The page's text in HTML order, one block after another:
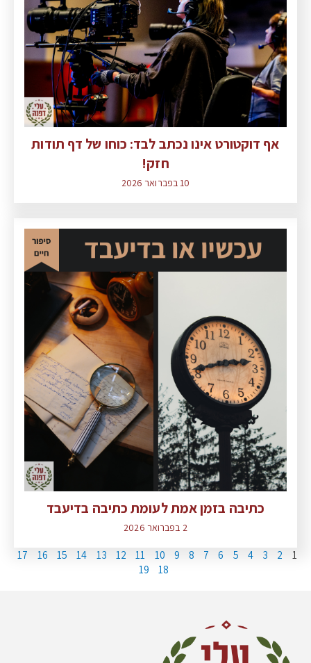
אף דוקטורט אינו נכתב לבד: כוחו של דף תודות
חזק!
10 בפברואר 2026
כתיבה בזמן אמת לעומת כתיבה בדיעבד
2 בפברואר 2026
1
2
3
4
5
6
7
8
9
10
11
12
13
14
15
16
17
18
19